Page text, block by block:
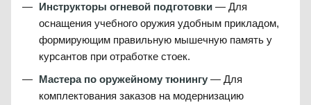
Инструкторы огневой подготовки — Для
оснащения учебного оружия удобным прикладом,
формирующим правильную мышечную память у
курсантов при отработке стоек.
Мастера по оружейному тюнингу — Для
комплектования заказов на модернизацию